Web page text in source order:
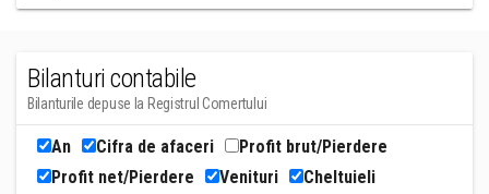
Bilanturi contabile
Bilanturile depuse la Registrul Comertului
An Cifra de afaceri
Profit brut/Pierdere
Profit net/Pierdere
Venituri
Cheltuieli